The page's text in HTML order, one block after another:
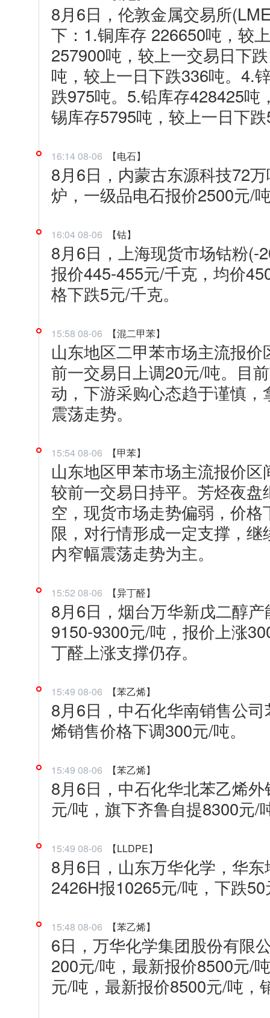
8月6日，伦敦金属交易所
下：1.铜库存 226650吨，较
257900吨，较上一交易日下
吨，较上一日下跌336吨。4.
跌975吨。5.铅库存428425吨
锡库存5795吨，较上一日下
16:14 08-06 【电石】
8月6日，内蒙古东源科技72
炉，一级品电石报价2500元/
16:04 08-06 【钴】
8月6日，上海现货市场钴粉(-
报价445-455元/千克，均价
格下跌5元/千克。
15:58 08-06 【混二甲苯】
山东地区二甲苯市场主流报
前一交易日上调20元/吨。目
动，下游采购心态趋于谨慎
震荡走势。
15:54 08-06 【甲苯】
山东地区甲苯市场主流报价
较前一交易日持平。芳烃夜
空，现货市场走势偏弱，价
限，对行情形成一定支撑，
内窄幅震荡走势为主。
15:52 08-06 【异丁醛】
8月6日，烟台万华新戊二醇
9150-9300元/吨，报价上涨
丁醛上涨支撑仍存。
15:49 08-06 【苯乙烯】
8月6日，中石化华南销售公司
烯销售价格下调300元/吨。
15:49 08-06 【苯乙烯】
8月6日，中石化华北苯乙烯
元/吨，旗下齐鲁自提8300元/
15:49 08-06 【LLDPE】
8月6日，山东万华化学，华
2426H报10265元/吨，下跌
15:48 08-06 【苯乙烯】
6日，万华化学集团股份有限
200元/吨，最新报价8500元/
元/吨，最新报价8500元/吨，